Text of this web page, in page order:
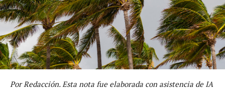
Por Redacción. Esta nota fue elaborada con asistencia de IA